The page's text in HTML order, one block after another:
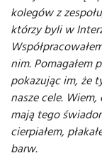
kolegów z
którzy byli w
nim. Pomagałem
pokazując im, że
nasze cele.
mają tego
cierpiałem,
barw.